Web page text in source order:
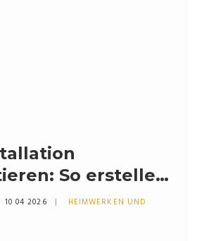
So erstellen
Pläne,
10 04 2026
HEIMWERKEN UND